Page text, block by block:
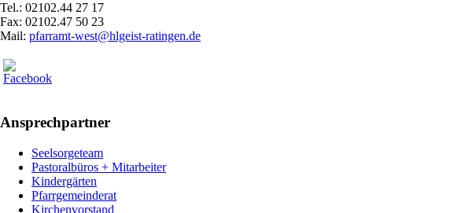
Tel.: 02102.44 27 17
Fax: 02102.47 50 23
Mail: pfarramt-west@hlgeist-ratingen.de
Ansprechpartner
Seelsorgeteam
Pastoralbüros + Mitarbeiter
Kindergärten
Pfarrgemeinderat
Kirchenvorstand